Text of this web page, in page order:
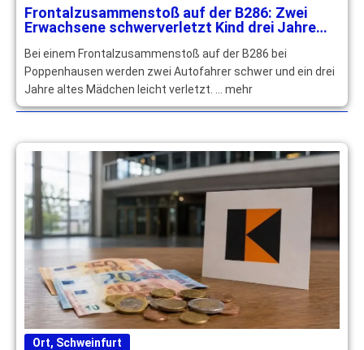
Frontalzusammenstoß auf der B286: Zwei
Erwachsene schwerverletzt Kind drei Jahre
Bei einem Frontalzusammenstoß auf der B286 bei
Poppenhausen werden zwei Autofahrer schwer und ein drei
Jahre altes Mädchen leicht verletzt. … mehr
Ort, Schweinfurt